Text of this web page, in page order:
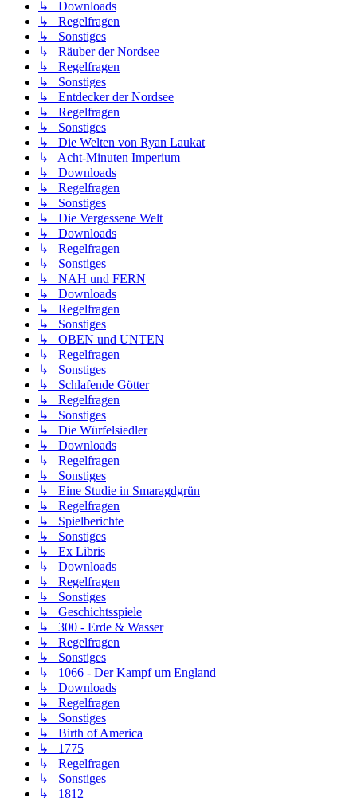
↳ Downloads
↳ Regelfragen
↳ Sonstiges
↳ Räuber der Nordsee
↳ Regelfragen
↳ Sonstiges
↳ Entdecker der Nordsee
↳ Regelfragen
↳ Sonstiges
↳ Die Welten von Ryan Laukat
↳ Acht-Minuten Imperium
↳ Downloads
↳ Regelfragen
↳ Sonstiges
↳ Die Vergessene Welt
↳ Downloads
↳ Regelfragen
↳ Sonstiges
↳ NAH und FERN
↳ Downloads
↳ Regelfragen
↳ Sonstiges
↳ OBEN und UNTEN
↳ Regelfragen
↳ Sonstiges
↳ Schlafende Götter
↳ Regelfragen
↳ Sonstiges
↳ Die Würfelsiedler
↳ Downloads
↳ Regelfragen
↳ Sonstiges
↳ Eine Studie in Smaragdgrün
↳ Regelfragen
↳ Spielberichte
↳ Sonstiges
↳ Ex Libris
↳ Downloads
↳ Regelfragen
↳ Sonstiges
↳ Geschichtsspiele
↳ 300 - Erde & Wasser
↳ Regelfragen
↳ Sonstiges
↳ 1066 - Der Kampf um England
↳ Downloads
↳ Regelfragen
↳ Sonstiges
↳ Birth of America
↳ 1775
↳ Regelfragen
↳ Sonstiges
↳ 1812